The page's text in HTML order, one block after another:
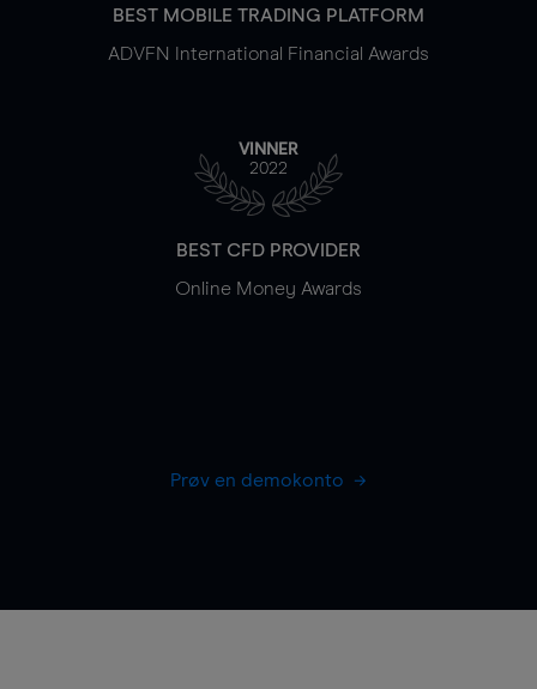
BEST MOBILE TRADING PLATFORM
ADVFN International Financial Awards
VINNER
2022
BEST CFD PROVIDER
Online Money Awards
Prøv en demokonto